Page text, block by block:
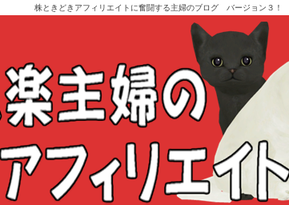
株ときどきアフィリエイトに奮闘する主婦のブログ バージョン３！